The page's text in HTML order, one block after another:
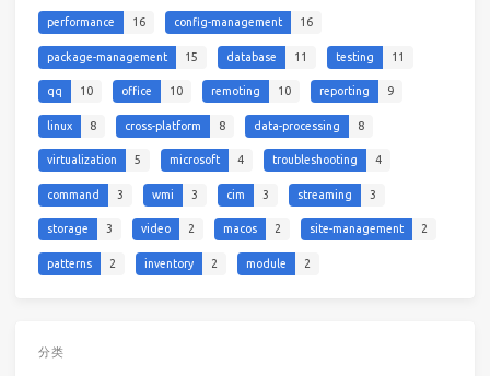
performance 16 config-management 16
package-management 15 database 11 testing 11
qq 10 office 10 remoting 10 reporting 9
linux 8 cross-platform 8 data-processing 8
virtualization 5 microsoft 4 troubleshooting 4
command 3 wmi 3 cim 3 streaming 3
storage 3 video 2 macos 2 site-management 2
patterns 2 inventory 2 module 2
分类